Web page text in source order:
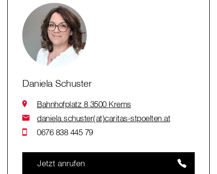
Daniela Schuster
Bahnhofplatz 8 3500 Krems
daniela.schuster(at)caritas-stpoelten.at
0676 838 445 79
Jetzt anrufen